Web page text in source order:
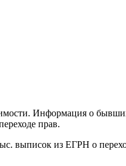
Информация о
прав.
выписок из ЕГРН о